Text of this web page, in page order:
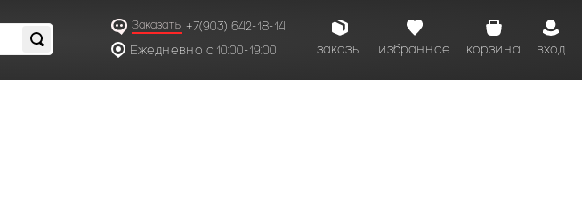
Заказать +7(903) 642-18-14
Ежедневно с 10:00-19:00
вход
корзина
избранное
заказы